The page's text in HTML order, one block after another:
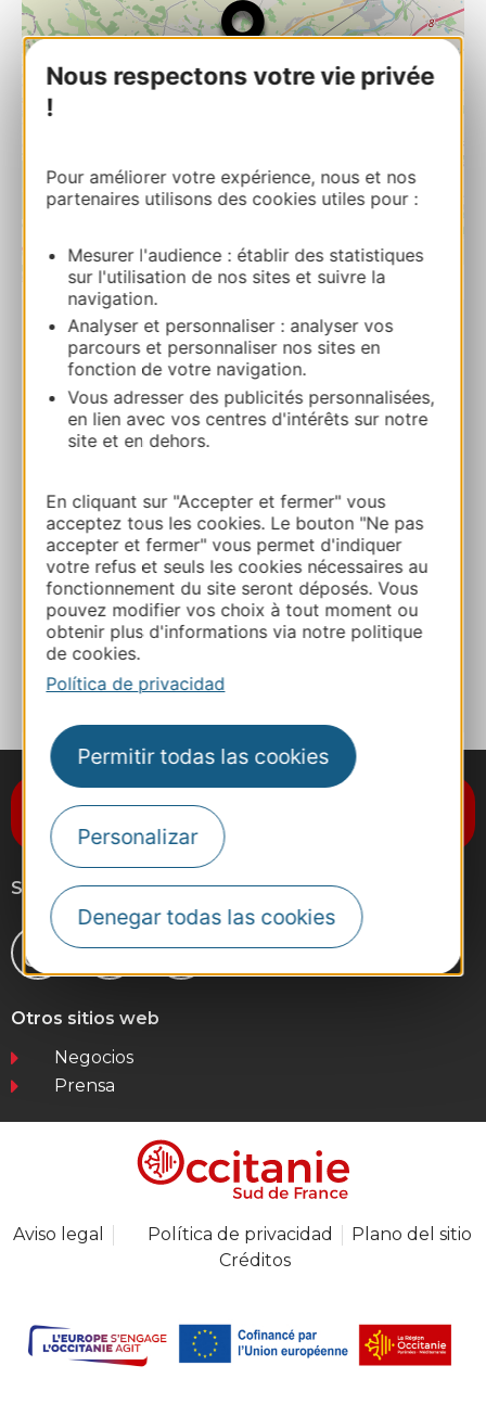
Nous respectons votre vie privée
!
Pour améliorer votre expérience, nous et nos
partenaires utilisons des cookies utiles pour :
Mesurer l'audience : établir des statistiques
sur l'utilisation de nos sites et suivre la
navigation.
Analyser et personnaliser : analyser vos
parcours et personnaliser nos sites en
fonction de votre navigation.
Vous adresser des publicités personnalisées,
en lien avec vos centres d'intérêts sur notre
site et en dehors.
En cliquant sur "Accepter et fermer" vous
acceptez tous les cookies. Le bouton "Ne pas
accepter et fermer" vous permet d'indiquer
votre refus et seuls les cookies nécessaires au
fonctionnement du site seront déposés. Vous
pouvez modifier vos choix à tout moment ou
obtenir plus d'informations via notre politique
de cookies.
Política de privacidad
Permitir todas las cookies
Personalizar
Denegar todas las cookies
Leaflet| Map data ©OpenStreetMap contributors
Iglesia de Notre-Dame du Bourg
Place Notre Dame du Bourg 81800
RABASTENS
Ruta y acceso
05 63 40 65 65
E-mail
A MIS FAVORITOS
Suscríbase al boletín de noticias
Destination Occitanie
Síganos
Otros sitios web
Negocios
Prensa
Aviso legal Política de privacidad
Plano del sitio
Créditos